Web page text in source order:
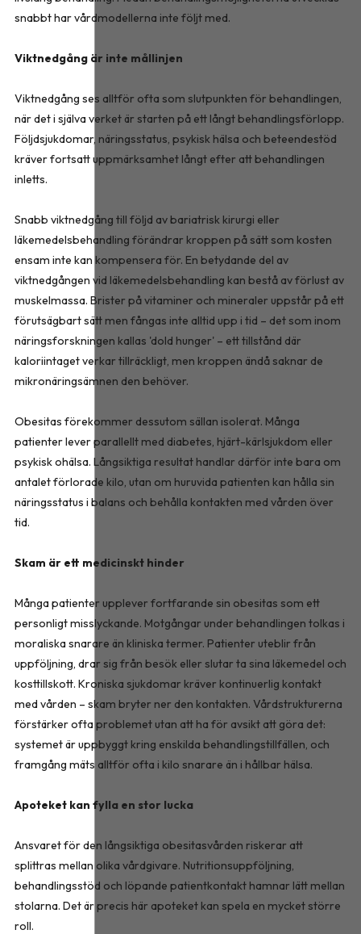
snabbt har vårdmodellerna inte följt med.
Viktnedgång är inte mållinjen
Viktnedgång ses alltför ofta som slutpunkten för behandlingen,
när det i själva verket är starten på ett långt behandlingsförlopp.
Följdsjukdomar, näringsstatus, psykisk hälsa och beteendestöd
kräver fortsatt uppmärksamhet långt efter att behandlingen
inletts.
Snabb viktnedgång till följd av bariatrisk kirurgi eller
läkemedelsbehandling förändrar kroppen på sätt som kosten
ensam inte kan kompensera för. En betydande del av
viktnedgången vid läkemedelsbehandling kan bestå av förlust av
muskelmassa. Brister på vitaminer och mineraler uppstår på ett
förutsägbart sätt men fångas inte alltid upp i tid – det som inom
näringsforskningen kallas 'dold hunger' – ett tillstånd där
kaloriintaget verkar tillräckligt, men kroppen ändå saknar de
mikronäringsämnen den behöver.
Obesitas förekommer dessutom sällan isolerat. Många
patienter lever parallellt med diabetes, hjärt-kärlsjukdom eller
psykisk ohälsa. Långsiktiga resultat handlar därför inte bara om
antalet förlorade kilo, utan om huruvida patienten kan hålla sin
näringsstatus i balans och behålla kontakten med vården över
tid.
Skam är ett medicinskt hinder
Många patienter upplever fortfarande sin obesitas som ett
personligt misslyckande. Motgångar under behandlingen tolkas i
moraliska snarare än kliniska termer. Patienter uteblir från
uppföljning, drar sig från besök eller slutar ta sina läkemedel och
kosttillskott. Kroniska sjukdomar kräver kontinuerlig kontakt
med vården – skam bryter ner den kontakten. Vårdstrukturerna
förstärker ofta problemet utan att ha för avsikt att göra det:
systemet är uppbyggt kring enskilda behandlingstillfällen, och
framgång mäts alltför ofta i kilo snarare än i hållbar hälsa.
Apoteket kan fylla en stor lucka
Ansvaret för den långsiktiga obesitasvården riskerar att
splittras mellan olika vårdgivare. Nutritionsuppföljning,
behandlingsstöd och löpande patientkontakt hamnar lätt mellan
stolarna. Det är precis här apoteket kan spela en mycket större
roll.